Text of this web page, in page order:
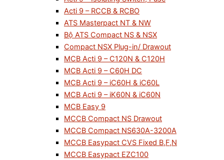
Acti 9 – RCCB & RCBO
ATS Masterpact NT & NW
Bộ ATS Compact NS & NSX
Compact NSX Plug-in/ Drawout
MCB Acti 9 – C120N & C120H
MCB Acti 9 – C60H DC
MCB Acti 9 – iC60H & iC60L
MCB Acti 9 – iK60N & iC60N
MCB Easy 9
MCCB Compact NS Drawout
MCCB Compact NS630A-3200A
MCCB Easypact CVS Fixed B,F,N
MCCB Easypact EZC100